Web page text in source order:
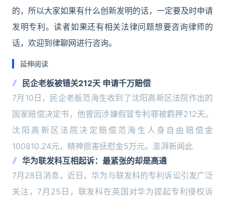
的，所以大家如果有什么创新发明的话，一定要及时申请
发明专利。读者如果还有相关法律问题想要咨询律师的
话，欢迎到律聊网进行咨询。
延伸阅读
民企老板被错关212天 申请千万赔偿
7月10日，民企老板范海生收到了沈阳高新区法院作出的
国家赔偿决定书，他曾因涉嫌假冒专利罪被羁押212天。
沈阳高新区法院决定赔偿范海生人身自由赔偿金
100810.24元，精神损害抚慰金5万元。澎湃新闻此
华为联发科互相起诉：最紧张的却是高通
7月28日消息，近日，华为与联发科的专利诉讼引发广泛
关注，7月25日，联发科在英国对华为提起专利侵权诉